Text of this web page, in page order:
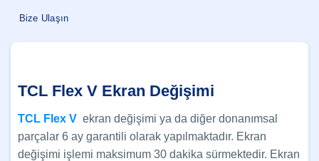
Bize Ulaşın
TCL Flex V Ekran Değişimi
TCL Flex V ekran değişimi ya da diğer donanımsal
parçalar 6 ay garantili olarak yapılmaktadır. Ekran
değişimi işlemi maksimum 30 dakika sürmektedir. Ekran